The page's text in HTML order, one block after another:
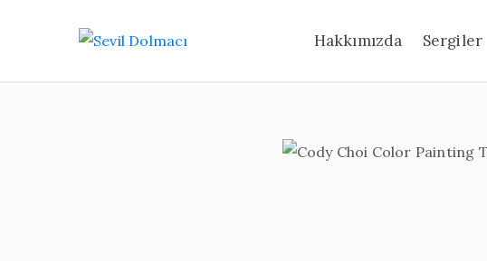
Hakkımızda Sergiler